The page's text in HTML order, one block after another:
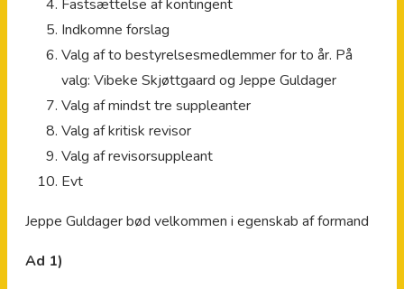
Fastsættelse af kontingent
Indkomne forslag
Valg af to bestyrelsesmedlemmer for to år. På
valg: Vibeke Skjøttgaard og Jeppe Guldager
Valg af mindst tre suppleanter
Valg af kritisk revisor
Valg af revisorsuppleant
Evt
Jeppe Guldager bød velkommen i egenskab af formand
Ad 1)